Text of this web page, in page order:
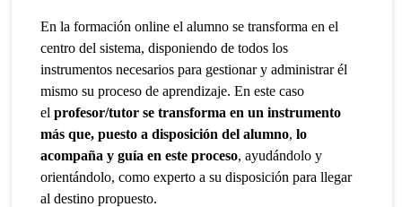
En la formación online el alumno se transforma en el
centro del sistema, disponiendo de todos los
instrumentos necesarios para gestionar y administrar él
mismo su proceso de aprendizaje. En este caso
elprofesor/tutor se transforma en un instrumento
más que, puesto a disposición del alumno,lo
acompaña y guía en este proceso, ayudándolo y
orientándolo, como experto a su disposición para llegar
al destino propuesto.